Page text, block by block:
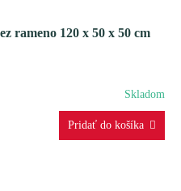
rameno 120 x 50 x 50 cm
Skladom